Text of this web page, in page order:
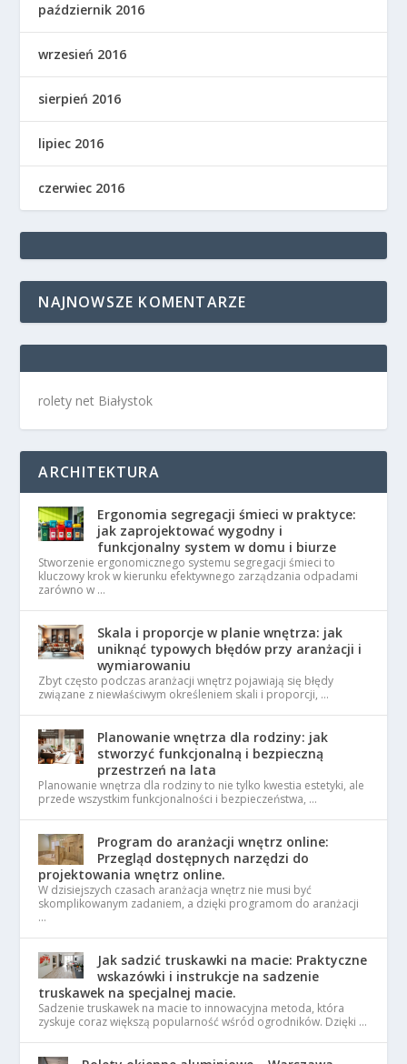
październik 2016
wrzesień 2016
sierpień 2016
lipiec 2016
czerwiec 2016
NAJNOWSZE KOMENTARZE
rolety net Białystok
ARCHITEKTURA
Ergonomia segregacji śmieci w praktyce:
jak zaprojektować wygodny i
funkcjonalny system w domu i biurze
Stworzenie ergonomicznego systemu segregacji śmieci to
kluczowy krok w kierunku efektywnego zarządzania odpadami
zarówno w …
Skala i proporcje w planie wnętrza: jak
uniknąć typowych błędów przy aranżacji i
wymiarowaniu
Zbyt często podczas aranżacji wnętrz pojawiają się błędy
związane z niewłaściwym określeniem skali i proporcji, …
Planowanie wnętrza dla rodziny: jak
stworzyć funkcjonalną i bezpieczną
przestrzeń na lata
Planowanie wnętrza dla rodziny to nie tylko kwestia estetyki, ale
przede wszystkim funkcjonalności i bezpieczeństwa, …
Program do aranżacji wnętrz online:
Przegląd dostępnych narzędzi do
projektowania wnętrz online.
W dzisiejszych czasach aranżacja wnętrz nie musi być
skomplikowanym zadaniem, a dzięki programom do aranżacji
…
Jak sadzić truskawki na macie: Praktyczne
wskazówki i instrukcje na sadzenie
truskawek na specjalnej macie.
Sadzenie truskawek na macie to innowacyjna metoda, która
zyskuje coraz większą popularność wśród ogrodników. Dzięki …